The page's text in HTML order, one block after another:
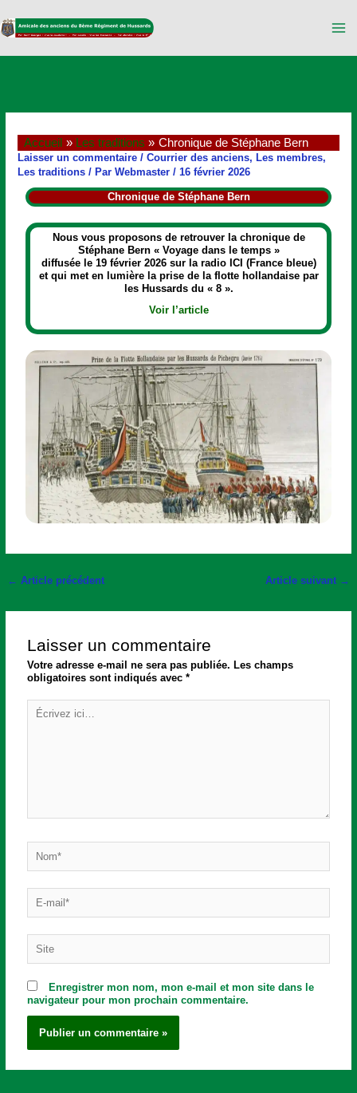
au
contenu
Accueil Les traditions Chronique de Stéphane Bern
Laisser un commentaire /Courrier des anciens, Les membres,
Les traditions / ParWebmaster/16 février 2026
Chronique de Stéphane Bern
Nous vous proposons de retrouver la chronique de
Stéphane Bern « Voyage dans le temps »
diffusée le 19 février 2026 sur la radio ICI (France bleue)
et qui met en lumière la prise de la flotte hollandaise par
les Hussards du « 8 ».
Voir l’article
← Article précédent Article suivant →
Laisser un commentaire
Votre adresse e-mail ne sera pas publiée. Les champs
obligatoires sont indiqués avec*
Écrivez
ici…
mail*
Enregistrer mon nom, mon e-mail et mon site dans le
navigateur pour mon prochain commentaire.